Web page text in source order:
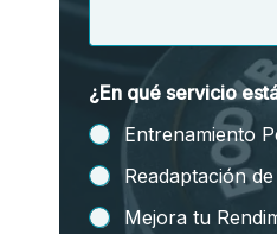
e
t
i
,
*
¿En qué servicio
Entrenamiento
Readaptación
Mejora tu